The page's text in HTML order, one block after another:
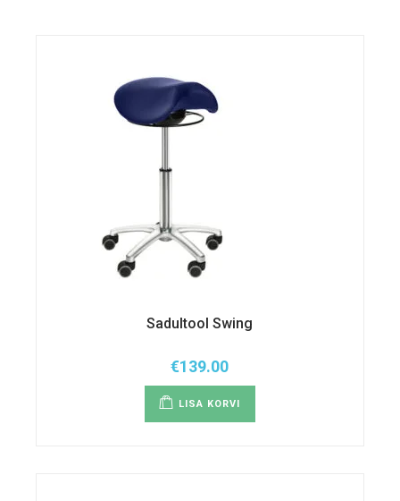
Sadultool Swing
€139.00
LISA KORVI